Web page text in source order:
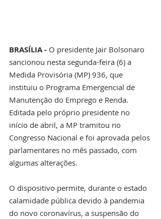
BRASÍLIA - O presidente Jair Bolsonaro
sancionou nesta segunda-feira (6) a
Medida Provisória (MP) 936, que
instituiu o Programa Emergencial de
Manutenção do Emprego e Renda.
Editada pelo próprio presidente no
início de abril, a MP tramitou no
Congresso Nacional e foi aprovada pelos
parlamentares no mês passado, com
algumas alterações.
O dispositivo permite, durante o estado
calamidade pública devido à pandemia
do novo coronavírus, a suspensão do